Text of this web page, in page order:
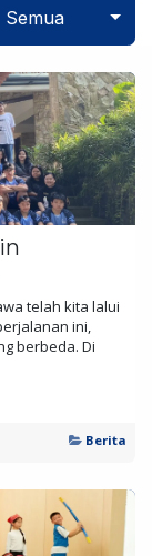
Semua
telah kita lalui
ini,
berbeda. Di
Berita